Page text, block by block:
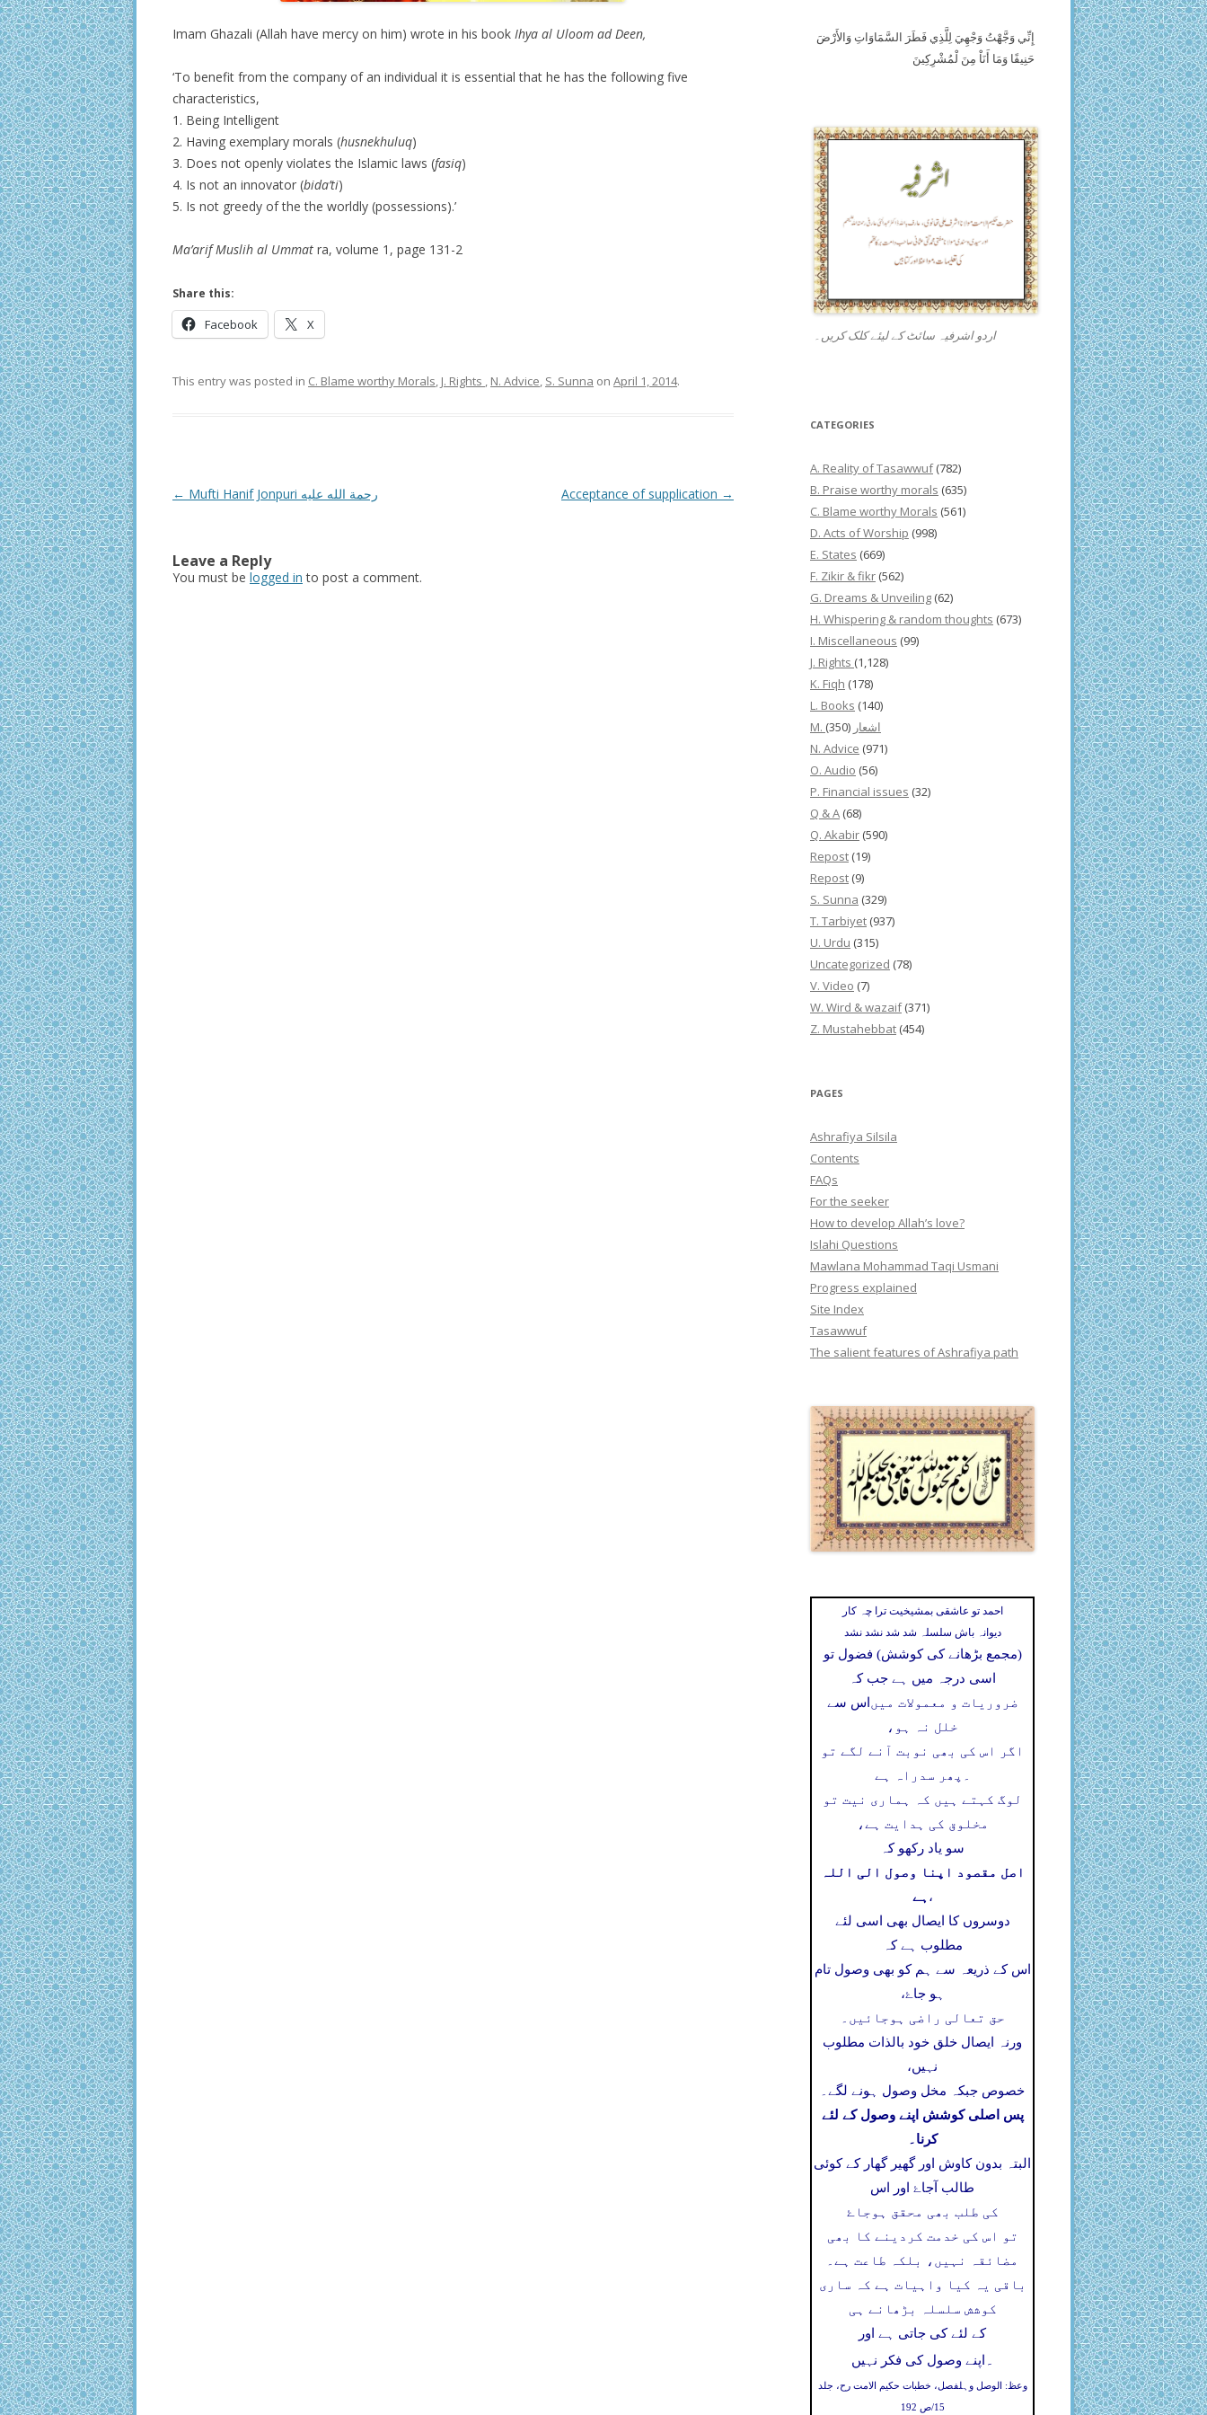
Imam Ghazali (Allah have mercy on him) wrote in his book Ihya al Uloom ad Deen,
‘To benefit from the company of an individual it is essential that he has the following five
characteristics,
1. Being Intelligent
2. Having exemplary morals (husnekhuluq)
3. Does not openly violates the Islamic laws (fasiq)
4. Is not an innovator (bida’ti)
5. Is not greedy of the the worldly (possessions).’
Ma’arif Muslih al Ummat ra, volume 1, page 131-2
Share this:
Facebook X
This entry was posted in C. Blame worthy Morals, J. Rights , N. Advice, S. Sunna on April 1, 2014.
Post
← Mufti Hanif Jonpuri رحمة الله عليه Acceptance of supplication →
Leave a Reply
You must be logged in to post a comment.
إِنِّي وَجَّهْتُ وَجْهِيَ لِلَّذِي فَطَرَ السَّمَاوَاتِ وَالأَرْضَ
حَنِيفًا وَمَا أَنَاْ مِنَ لْمُشْرِكِينَ
اردو اشرفیہ سائٹ کے لیئے کلک کریں۔
CATEGORIES
A. Reality of Tasawwuf(782)
B. Praise worthy morals (635)
C. Blame worthy Morals (561)
D. Acts of Worship (998)
E. States (669)
F. Zikir & fikr (562)
G. Dreams & Unveiling (62)
H. Whispering & random thoughts (673)
I. Miscellaneous (99)
J. Rights (1,128)
K. Fiqh (178)
L. Books (140)
M. اشعار (350)
N. Advice (971)
O. Audio (56)
P. Financial issues (32)
Q & A (68)
Q. Akabir (590)
Repost (19)
Repost (9)
S. Sunna (329)
T. Tarbiyet (937)
U. Urdu (315)
Uncategorized (78)
V. Video (7)
W. Wird & wazaif(371)
Z. Mustahebbat (454)
PAGES
Ashrafiya Silsila
Contents
FAQs
For the seeker
How to develop Allah’s love?
Islahi Questions
Mawlana Mohammad Taqi Usmani
Progress explained
Site Index
Tasawwuf
The salient features of Ashrafiya path
احمد تو عاشقی بمشیخیت ترا چہ کار
دیوانہ باش سلسلہ شد شد نشد نشد
(مجمع بڑھانے کی کوشش) فضول تو
اسی درجہ میں ہے جب کہ
اس سے ضروریات و معمولات میں
خلل نہ ہو،
اگر اس کی بھی نوبت آنے لگے تو
پھر سدراہ ہے ۔
لوگ کہتے ہیں کہ ہماری نیت تو
مخلوق کی ہدایت ہے،
سو یاد رکھو کہ
اصل مقصود اپنا وصول الی اللہ
ہے ،
دوسروں کا ایصال بھی اسی لئے
مطلوب ہے کہ
اس کے ذریعہ سے ہم کو بھی وصول تام
ہو جاۓ،
حق تعالی راضی ہوجائیں۔
ورنہ ایصال خلق خود بالذات مطلوب
نہیں،
خصوص جبکہ مخل وصول ہونے لگے۔
پس اصلی کوشش اپنے وصول کے لئے
کرنا۔
البتہ بدون کاوش اور گھیر گھار کے کوئی
طالب آجاۓ اور اس
کی طلب بھی محقق ہوجاۓ
تو اس کی خدمت کردینے کا بھی
مضائقہ نہیں، بلکہ طاعت ہے۔
باقی یہ کیا واہیات ہے کہ ساری
کوشش سلسلہ بڑھانے ہی
کے لئے کی جاتی ہے اور
اپنے وصول کی فکر نہیں ۔
وعظ: الوصل وہلفصل، خطبات حکیم الامت رح، جلد
15/ص 192